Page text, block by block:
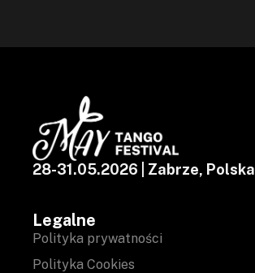
28-31.05.2026 | Zabrze, Polska
Legalne
Polityka prywatności
Polityka Cookies